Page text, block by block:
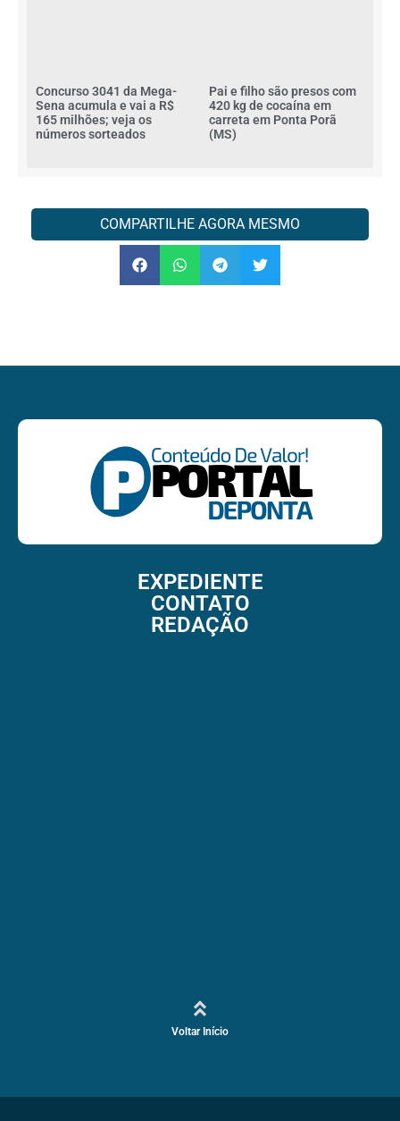
Concurso 3041 da Mega-
Sena acumula e vai a R$
165 milhões; veja os
números sorteados
Pai e filho são presos com
420 kg de cocaína em
carreta em Ponta Porã
(MS)
COMPARTILHE AGORA MESMO
EXPEDIENTE
CONTATO
REDAÇÃO
Voltar Início